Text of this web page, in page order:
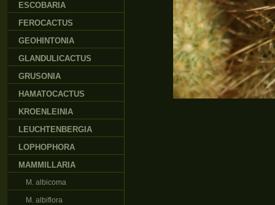
ESCOBARIA
FEROCACTUS
GEOHINTONIA
GLANDULICACTUS
GRUSONIA
HAMATOCACTUS
KROENLEINIA
LEUCHTENBERGIA
LOPHOPHORA
MAMMILLARIA
M. albicoma
M. albiflora